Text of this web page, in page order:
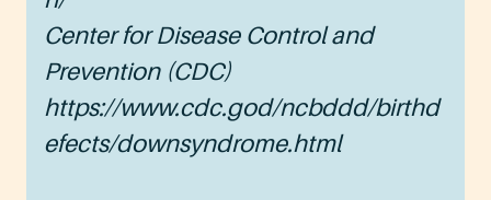
Center for Disease Control and
Prevention (CDC)
https://www.cdc.god/ncbddd/birthd
efects/downsyndrome.html